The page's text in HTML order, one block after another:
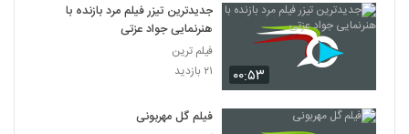
دانلود فیلم ایرانی کلاغ پر
10
دانلود فیلم چراغی در مه به کارگردانی پناه بر خدا
۰۰:۵۳
جدیدترین تیزر فیلم مرد بازنده با
هنرنمایی جواد عزتی
فیلم ترین
۲۱ بازدید
فیلم گل مهربونی